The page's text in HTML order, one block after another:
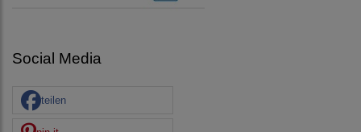
Social Media
teilen